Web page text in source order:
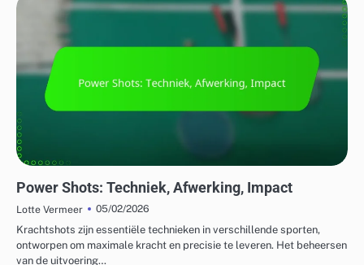
Power Shots: Techniek, Afwerking, Impact
Lotte Vermeer
05/02/2026
Krachtshots zijn essentiële technieken in verschillende sporten,
ontworpen om maximale kracht en precisie te leveren. Het beheersen
van de uitvoering…